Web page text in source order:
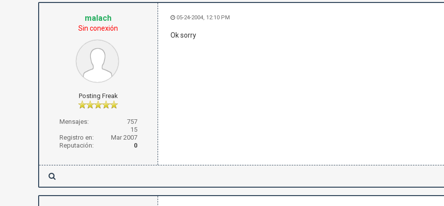
malach
Sin conexión
Posting Freak
Mensajes:
757
15
Registro en:
Mar 2007
Reputación:
0
05-24-2004, 12:10 PM
Ok sorry